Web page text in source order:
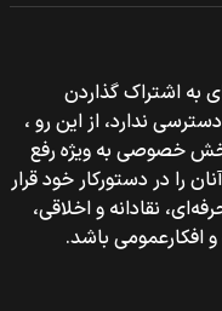
به اشتراک گذاردن
ندارد، از این رو ،
خصوصی به ویژه رفع
را در دستورکار خود قرار
نقادانه و اخلاقی،
افکارعمومی باشد.